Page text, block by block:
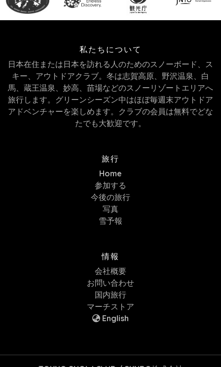
私たちについて
日本在住または日本を訪れる人のためのスノーボード、ス
キー、アウトドアクラブ。冬は志賀高原、野沢温泉、白
馬、蔵王温泉、妙高、苗場などのスノーリゾートエリアへ
旅行します。グリーンシーズン中はほぼ毎週末アウトドア
アドベンチャーを楽しめます。クラブの会員は無料でどな
たでも大歓迎です。
旅行
Home
参加する
今後の旅行
写真
雪予報
情報
会社概要
お問い合わせ
国内旅行
マーチストア
English